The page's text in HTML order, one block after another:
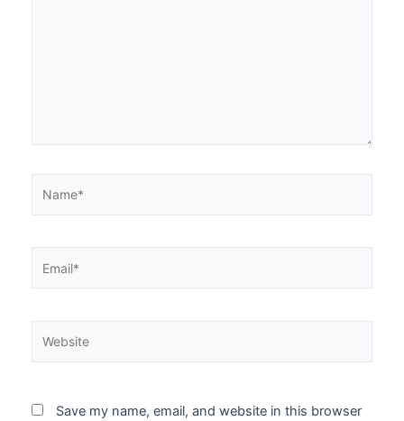
Save my name, email, and website in this browser